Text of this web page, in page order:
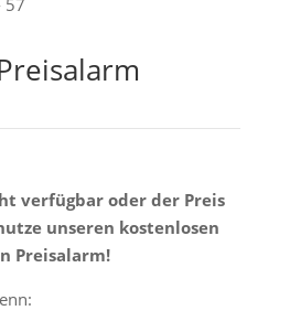
verfügbar oder der Preis
unseren kostenlosen
Preisalarm!